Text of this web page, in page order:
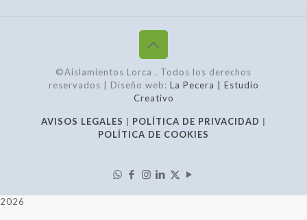
©Aislamientos Lorca . Todos los derechos
reservados | Diseño web: La Pecera | Estudio
Creativo
AVISOS LEGALES | POLÍTICA DE PRIVACIDAD |
POLÍTICA DE COOKIES
2026